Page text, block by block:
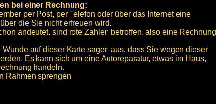
bei einer Rechnung:
per Post, per Telefon oder über das Internet eine
die Sie nicht erfreuen wird.
andeutet, sind rote Zahlen betroffen, also eine Rechnung
Wunde auf dieser Karte sagen aus, dass Sie wegen dieser
Es kann sich um eine Autoreparatur, etwas im Haus,
handeln.
Rahmen sprengen.